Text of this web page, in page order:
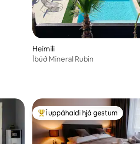
Heimili
Íbúð Mineral Rubin
Í mestu uppáhaldi hjá gestum
Í uppáhaldi hjá gestum